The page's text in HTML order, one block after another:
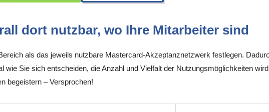
dort nutzbar, wo Ihre Mitarbeiter sind
als das jeweils nutzbare Mastercard-Akzeptanznetzwerk festlegen.
wie Sie sich entscheiden, die Anzahl und Vielfalt der Nutzungsmöglichkeiten
begeistern – Versprochen!